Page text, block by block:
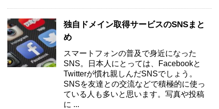
独自ドメイン取得サービスのSNSまと
め
スマートフォンの普及で身近になった
SNS。日本人にとっては、Facebookと
Twitterが慣れ親しんだSNSでしょう。
SNSを友達との交流などで積極的に使っ
ている人も多いと思います。写真や投稿
に ...